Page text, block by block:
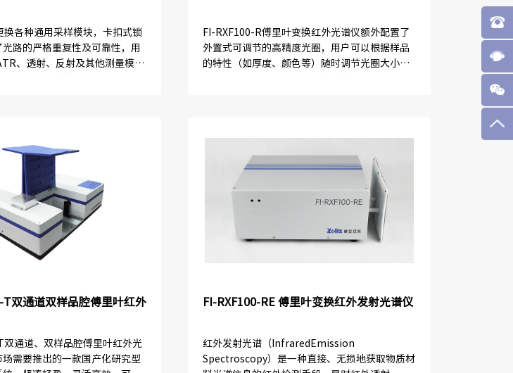
换各种通用采样模块，卡扣式锁
光路的严格重复性及可靠性，用
、透射、反射及其他测量模
FI-RXF100-R傅里叶变换红外光谱仪额外配置了
外置式可调节的高精度光圈，用户可以根据样品
的特性（如厚度、颜色等）随时调节光圈大小，
T双通道双样品腔傅里叶红外
双通道、双样品腔傅里叶红外光
场需要推出的一款国产化研究型
FI-RXF100-RE 傅里叶变换红外发射光谱仪
红外发射光谱（InfraredEmission
Spectroscopy）是一种直接、无损地获取物质材